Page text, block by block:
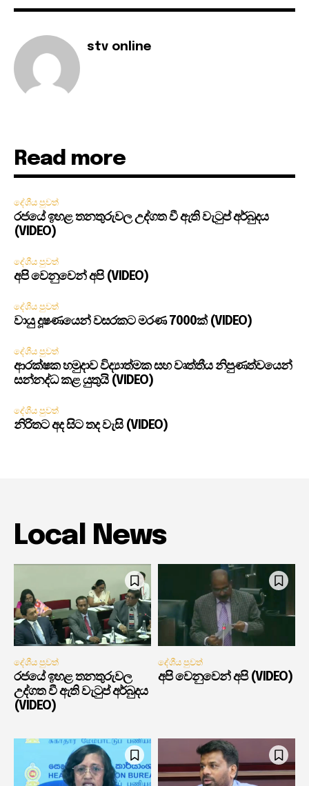
stv online
Read more
දේශීය පුවත්
රජයේ ඉහළ තනතුරුවල උද්ගත වී ඇති වැටුප් අර්බුදය
(VIDEO)
දේශීය පුවත්
අපි වෙනුවෙන් අපි (VIDEO)
දේශීය පුවත්
වායු දූෂණයෙන් වසරකට මරණ 7000ක් (VIDEO)
දේශීය පුවත්
ආරක්ෂක හමුදාව විද්‍යාත්මක සහ වෘත්තීය නිපුණත්වයෙන්
සන්නද්ධ කළ යුතුයි (VIDEO)
දේශීය පුවත්
නිරිතට අද සිට තද වැසි (VIDEO)
Local News
දේශීය පුවත්
රජයේ ඉහළ තනතුරුවල
උද්ගත වී ඇති වැටුප් අර්බුදය
(VIDEO)
දේශීය පුවත්
අපි වෙනුවෙන් අපි (VIDEO)